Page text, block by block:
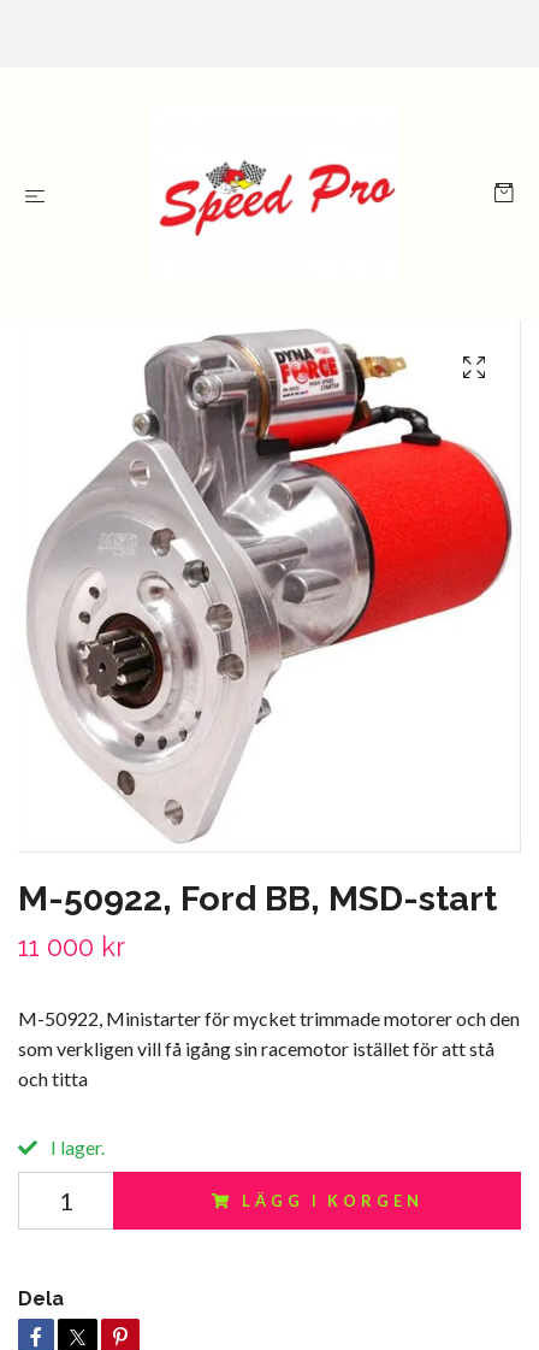
M-50922, Ford BB, MSD-start
11 000 kr
M-50922, Ministarter för mycket trimmade motorer och den
som verkligen vill få igång sin racemotor istället för att stå
och titta
I lager.
LÄGG I KORGEN
Dela